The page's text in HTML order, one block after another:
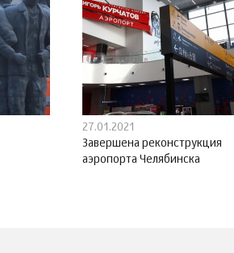
27.01.2021
Завершена реконструкция
аэропорта Челябинска